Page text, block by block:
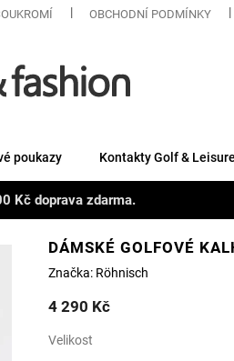
OBCHODNÍ PODMÍNKY
poukazy Kontakty Golf &
Kč doprava zdarma.
DÁMSKÉ GOLFOVÉ
Značka: Röhnisch
4 290 Kč
Velikost